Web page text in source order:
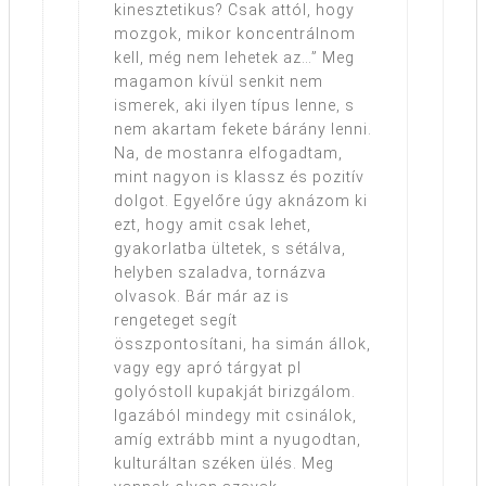
kinesztetikus? Csak attól, hogy
mozgok, mikor koncentrálnom
kell, még nem lehetek az…” Meg
magamon kívül senkit nem
ismerek, aki ilyen típus lenne, s
nem akartam fekete bárány lenni.
Na, de mostanra elfogadtam,
mint nagyon is klassz és pozitív
dolgot. Egyelőre úgy aknázom ki
ezt, hogy amit csak lehet,
gyakorlatba ültetek, s sétálva,
helyben szaladva, tornázva
olvasok. Bár már az is
rengeteget segít
összpontosítani, ha simán állok,
vagy egy apró tárgyat pl
golyóstoll kupakját birizgálom.
Igazából mindegy mit csinálok,
amíg extrább mint a nyugodtan,
kulturáltan széken ülés. Meg